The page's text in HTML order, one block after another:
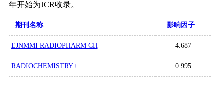
年开始为JCR收录。
期刊名称 影响因子
EJNMMI RADIOPHARM CH 4.687
RADIOCHEMISTRY+ 0.995